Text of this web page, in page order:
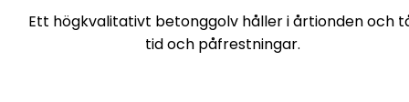
Ett högkvalitativt betonggolv håller i årtionden och
tid och påfrestningar.